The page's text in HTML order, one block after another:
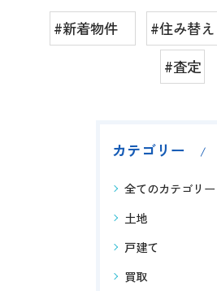
#新着物件 #住み替え
#査定
カテゴリー
全てのカテゴリー
土地
戸建て
買取